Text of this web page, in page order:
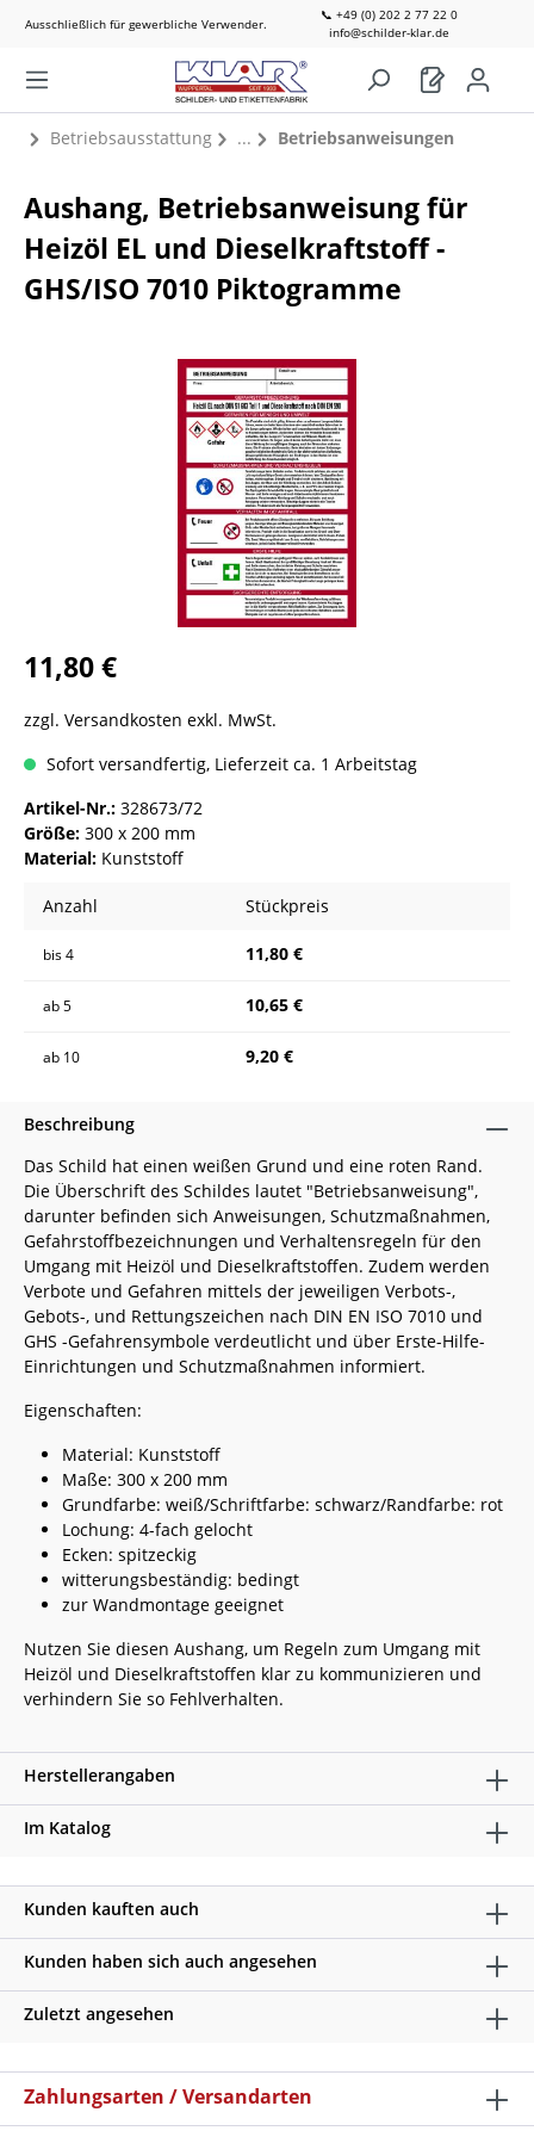
Ausschließlich für gewerbliche Verwender.
📞 +49 (0) 202 2 77 22 0
info@schilder-klar.de
Betriebsausstattung Betriebsanweisungen
Aushang, Betriebsanweisung für
Heizöl EL und Dieselkraftstoff -
GHS/ISO 7010 Piktogramme
11,80 €
zzgl. Versandkosten exkl. MwSt.
Sofort versandfertig, Lieferzeit ca. 1 Arbeitstag
Artikel-Nr.: 328673/72
Größe: 300 x 200 mm
Material: Kunststoff
Anzahl Stückpreis
bis4 11,80 €
ab5 10,65 €
ab 10 9,20 €
Beschreibung
Das Schild hat einen weißen Grund und eine roten Rand.
Die Überschrift des Schildes lautet "Betriebsanweisung",
darunter befinden sich Anweisungen, Schutzmaßnahmen,
Gefahrstoffbezeichnungen und Verhaltensregeln für den
Umgang mit Heizöl und Dieselkraftstoffen. Zudem werden
Verbote und Gefahren mittels der jeweiligen Verbots-,
Gebots-, und Rettungszeichen nach DIN EN ISO 7010 und
GHS -Gefahrensymbole verdeutlicht und über Erste-Hilfe-
Einrichtungen und Schutzmaßnahmen informiert.
Eigenschaften:
Material: Kunststoff
Maße: 300 x 200 mm
Grundfarbe: weiß/Schriftfarbe: schwarz/Randfarbe: rot
Lochung: 4-fach gelocht
Ecken: spitzeckig
witterungsbeständig: bedingt
zur Wandmontage geeignet
Nutzen Sie diesen Aushang, um Regeln zum Umgang mit
Heizöl und Dieselkraftstoffen klar zu kommunizieren und
verhindern Sie so Fehlverhalten.
Herstellerangaben
Im Katalog
Kunden kauften auch
Kunden haben sich auch angesehen
Zuletzt angesehen
Zahlungsarten / Versandarten